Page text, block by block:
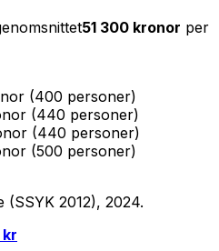
51 300 kronor per
(400 personer)
(440 personer)
(440 personer)
(500 personer)
(SSYK 2012), 2024.
kr